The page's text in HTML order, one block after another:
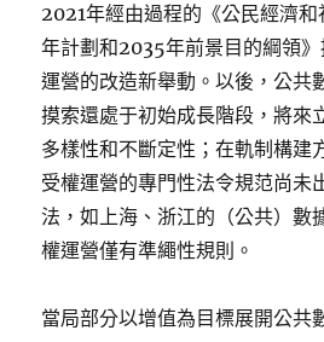
2021年經由過程的《公民經濟
年計劃和2035年前景目的綱領
運營的改造新舉動。以後，公共
摸索還處于初始成長階段，將來
多樣性和不斷定性；在軌制構建
受權運營的專門性法令規范尚未
法，如上海、浙江的（公共）數
權運營僅有準繩性規則。
當局部分以增值為目標展開公共